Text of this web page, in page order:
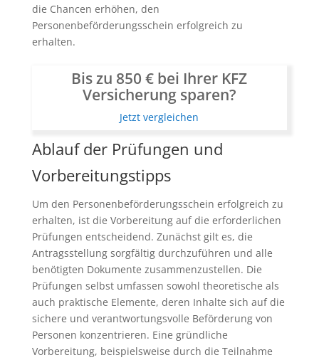
die Chancen erhöhen, den
Personenbeförderungsschein erfolgreich zu
erhalten.
Bis zu 850 € bei Ihrer KFZ
Versicherung sparen?
Jetzt vergleichen
Ablauf der Prüfungen und
Vorbereitungstipps
Um den Personenbeförderungsschein erfolgreich zu
erhalten, ist die Vorbereitung auf die erforderlichen
Prüfungen entscheidend. Zunächst gilt es, die
Antragsstellung sorgfältig durchzuführen und alle
benötigten Dokumente zusammenzustellen. Die
Prüfungen selbst umfassen sowohl theoretische als
auch praktische Elemente, deren Inhalte sich auf die
sichere und verantwortungsvolle Beförderung von
Personen konzentrieren. Eine gründliche
Vorbereitung, beispielsweise durch die Teilnahme